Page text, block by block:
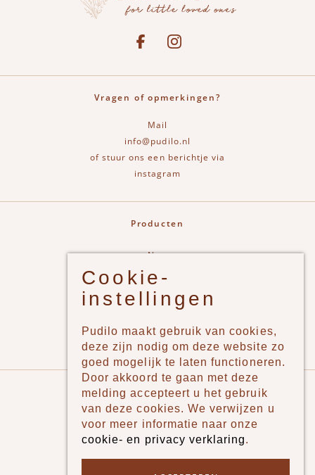
See our FacebookBekijk onze Instagram pagina
Vragen of opmerkingen?
Mail
info@pudilo.nl
of stuur ons een berichtje via
instagram
Producten
New
Jongens
Meisjes
Merken
Pudilo
Over ons
Algemene voorwaarden
Cookie-
instellingen
Pudilo maakt gebruik van cookies,
deze zijn nodig om deze website zo
goed mogelijk te laten functioneren.
Door akkoord te gaan met deze
melding accepteert u het gebruik
van deze cookies. We verwijzen u
voor meer informatie naar onze
cookie- en privacy verklaring.